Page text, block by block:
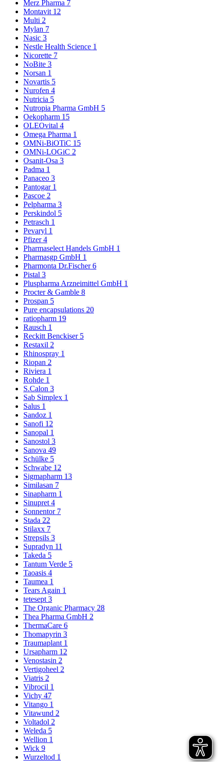
Merz Pharma 7
Montavit 12
Multi 2
Mylan 7
Nasic 3
Nestle Health Science 1
Nicorette 7
NoBite 3
Norsan 1
Novartis 5
Nurofen 4
Nutricia 5
Nutropia Pharma GmbH 5
Oekopharm 15
OLEOvital 4
Omega Pharma 1
OMNi-BiOTiC 15
OMNi-LOGiC 2
Osanit-Osa 3
Padma 1
Panaceo 3
Pantogar 1
Pascoe 2
Pelpharma 3
Perskindol 5
Petrasch 1
Pevaryl 1
Pfizer4
Pharmaselect Handels GmbH 1
Pharmasgp GmbH 1
Pharmonta Dr.Fischer6
Pistal 3
Pluspharma Arzneimittel GmbH 1
Procter & Gamble 8
Prospan 5
Pure encapsulations 20
ratiopharm 19
Rausch 1
Reckitt Benckiser 5
Restaxil 2
Rhinospray 1
Riopan 2
Riviera 1
Rohde 1
S.Calon 3
Sab Simplex 1
Salus 1
Sandoz 1
Sanofi 12
Sanopal 1
Sanostol 3
Sanova 49
Schülke 5
Schwabe 12
Sigmapharm 13
Similasan 7
Sinapharm 1
Sinupret 4
Sonnentor 7
Stada 22
Stilaxx 7
Strepsils 3
Supradyn 11
Takeda 5
Tantum Verde 5
Taoasis 4
Taumea 1
Tears Again 1
tetesept 3
The Organic Pharmacy 28
Thea Pharma GmbH 2
ThermaCare 6
Thomapyrin 3
Traumaplant 1
Ursapharm 12
Venostasin 2
Vertigoheel 2
Viatris 2
Vibrocil 1
Vichy 47
Vitango 1
Vitawund 2
Voltadol 2
Weleda 5
Wellion 1
Wick 9
Wurzeltod 1